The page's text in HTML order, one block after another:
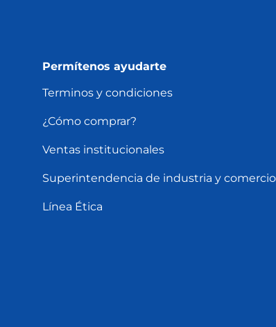
Permítenos ayudarte
Terminos y condiciones
¿Cómo comprar?
Ventas institucionales
Superintendencia de industria y comercio
Línea Ética